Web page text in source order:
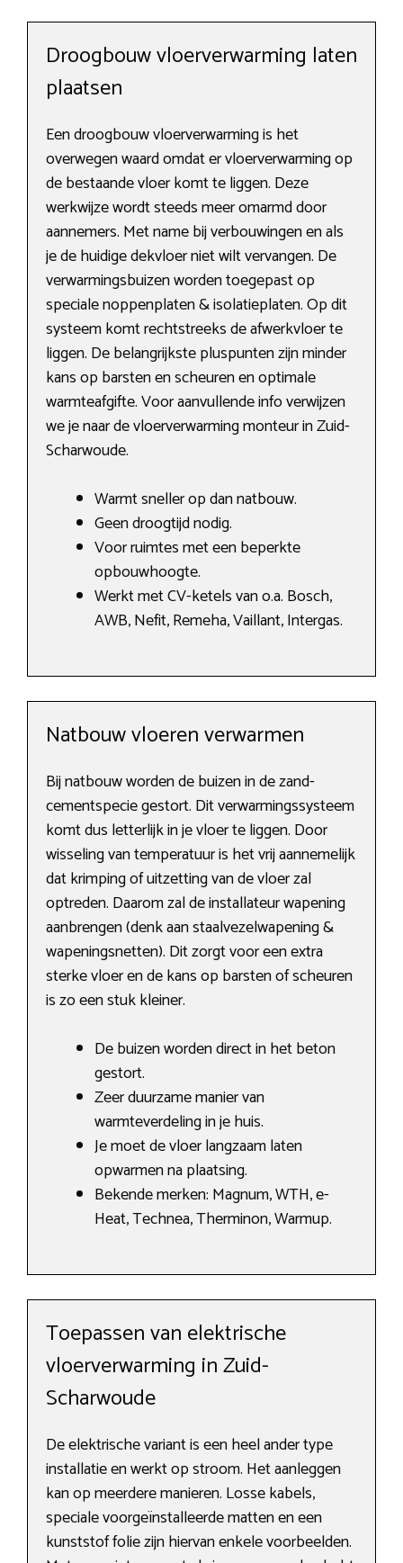
Droogbouw vloerverwarming laten
plaatsen
Een droogbouw vloerverwarming is het
overwegen waard omdat er vloerverwarming op
de bestaande vloer komt te liggen. Deze
werkwijze wordt steeds meer omarmd door
aannemers. Met name bij verbouwingen en als
je de huidige dekvloer niet wilt vervangen. De
verwarmingsbuizen worden toegepast op
speciale noppenplaten & isolatieplaten. Op dit
systeem komt rechtstreeks de afwerkvloer te
liggen. De belangrijkste pluspunten zijn minder
kans op barsten en scheuren en optimale
warmteafgifte. Voor aanvullende info verwijzen
we je naar de vloerverwarming monteur in Zuid-
Scharwoude.
Warmt sneller op dan natbouw.
Geen droogtijd nodig.
Voor ruimtes met een beperkte
opbouwhoogte.
Werkt met CV-ketels van o.a. Bosch,
AWB, Nefit, Remeha, Vaillant, Intergas.
Natbouw vloeren verwarmen
Bij natbouw worden de buizen in de zand-
cementspecie gestort. Dit verwarmingssysteem
komt dus letterlijk in je vloer te liggen. Door
wisseling van temperatuur is het vrij aannemelijk
dat krimping of uitzetting van de vloer zal
optreden. Daarom zal de installateur wapening
aanbrengen (denk aan staalvezelwapening &
wapeningsnetten). Dit zorgt voor een extra
sterke vloer en de kans op barsten of scheuren
is zo een stuk kleiner.
De buizen worden direct in het beton
gestort.
Zeer duurzame manier van
warmteverdeling in je huis.
Je moet de vloer langzaam laten
opwarmen na plaatsing.
Bekende merken: Magnum, WTH, e-
Heat, Technea, Therminon, Warmup.
Toepassen van elektrische
vloerverwarming in Zuid-
Scharwoude
De elektrische variant is een heel ander type
installatie en werkt op stroom. Het aanleggen
kan op meerdere manieren. Losse kabels,
speciale voorgeïnstalleerde matten en een
kunststof folie zijn hiervan enkele voorbeelden.